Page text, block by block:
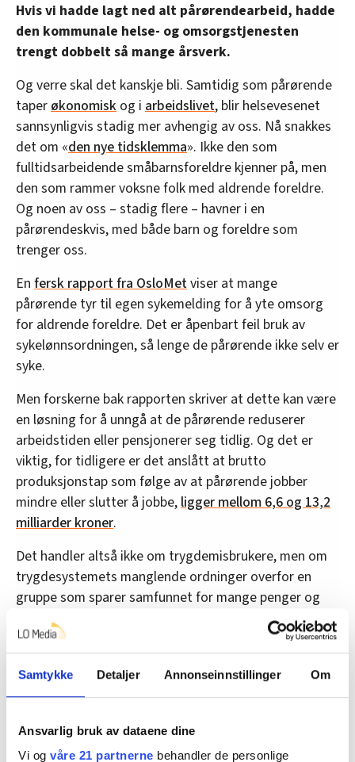
Samtykke Detaljer Annonseinnstillinger Om
Ansvarlig bruk av dataene dine
Vi og våre 21 partnerne behandler de personlige
Hvis vi hadde lagt ned alt pårørendearbeid, hadde
den kommunale helse- og omsorgstjenesten
trengt dobbelt så mange årsverk.
Og verre skal det kanskje bli. Samtidig som pårørende
taperøkonomisk og i arbeidslivet, blir helsevesenet
sannsynligvis stadig mer avhengig av oss. Nå snakkes
det om «den nye tidsklemma». Ikke den som
fulltidsarbeidende småbarnsforeldre kjenner på, men
den som rammer voksne folk med aldrende foreldre.
Og noen av oss – stadig flere – havner i en
pårørendeskvis, med både barn og foreldre som
trenger oss.
En fersk rapport fra OsloMetviser at mange
pårørende tyr til egen sykemelding for å yte omsorg
for aldrende foreldre. Det er åpenbart feil bruk av
sykelønnsordningen, så lenge de pårørende ikke selv er
syke.
Men forskerne bak rapporten skriver at dette kan være
en løsning for å unngå at de pårørende reduserer
arbeidstiden eller pensjonerer seg tidlig. Og det er
viktig, for tidligere er det anslått at brutto
produksjonstap som følge av at pårørende jobber
mindre eller slutter å jobbe,ligger mellom 6,6 og 13,2
milliarder kroner.
Det handler altså ikke om trygdemisbrukere, men om
trygdesystemets manglende ordninger overfor en
gruppe som sparer samfunnet for mange penger og
ressurser.
Når det snakkes om at vi bruker for mange penger
på sykelønnsordningen, er politikerne helt nødt til
å ha disse tankene i hodet:
1:Det legges et stort press på pårørende for å få
helsevesenet til å fungere.